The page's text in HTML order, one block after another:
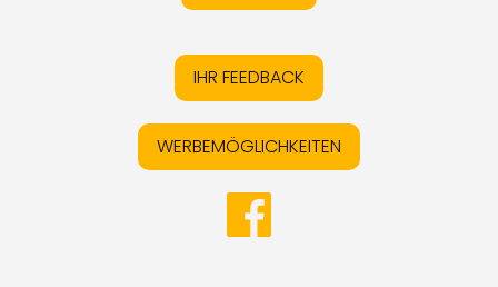
IHR FEEDBACK
WERBEMÖGLICHKEITEN